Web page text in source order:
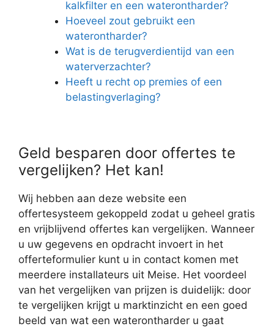
kalkfilter en een waterontharder?
Hoeveel zout gebruikt een
waterontharder?
Wat is de terugverdientijd van een
waterverzachter?
Heeft u recht op premies of een
belastingverlaging?
Geld besparen door offertes te
vergelijken? Het kan!
Wij hebben aan deze website een
offertesysteem gekoppeld zodat u geheel gratis
en vrijblijvend offertes kan vergelijken. Wanneer
u uw gegevens en opdracht invoert in het
offerteformulier kunt u in contact komen met
meerdere installateurs uit Meise. Het voordeel
van het vergelijken van prijzen is duidelijk: door
te vergelijken krijgt u marktinzicht en een goed
beeld van wat een waterontharder u gaat